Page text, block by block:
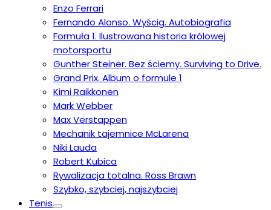
Enzo Ferrari
Fernando Alonso. Wyścig. Autobiografia
Formuła 1. Ilustrowana historia królowej
motorsportu
Gunther Steiner. Bez ściemy. Surviving to Drive.
Grand Prix. Album o formule 1
Kimi Raikkonen
Mark Webber
Max Verstappen
Mechanik tajemnice McLarena
Niki Lauda
Robert Kubica
Rywalizacja totalna. Ross Brawn
Szybko, szybciej, najszybciej
Tenis